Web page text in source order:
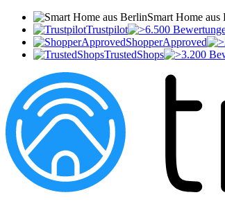
Smart Home aus
Trustpilot
ShopperApproved
TrustedShops